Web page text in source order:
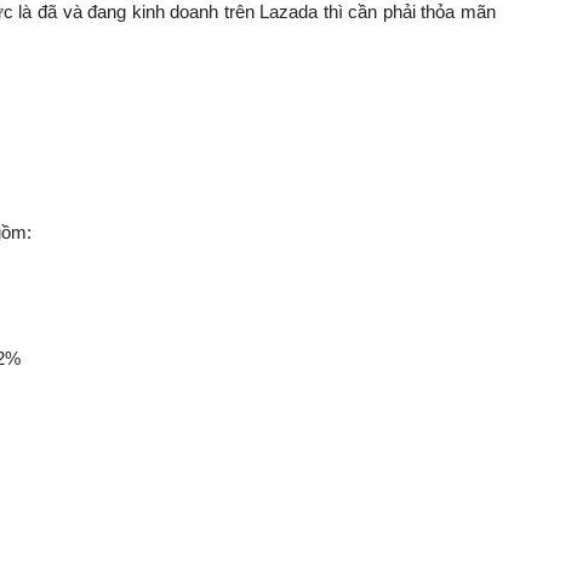
là đã và đang kinh doanh trên Lazada thì cần phải thỏa mãn